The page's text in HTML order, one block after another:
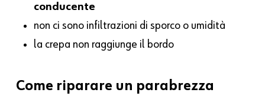
conducente
non ci sono infiltrazioni di sporco o umidità
la crepa non raggiunge il bordo
Come riparare un parabrezza